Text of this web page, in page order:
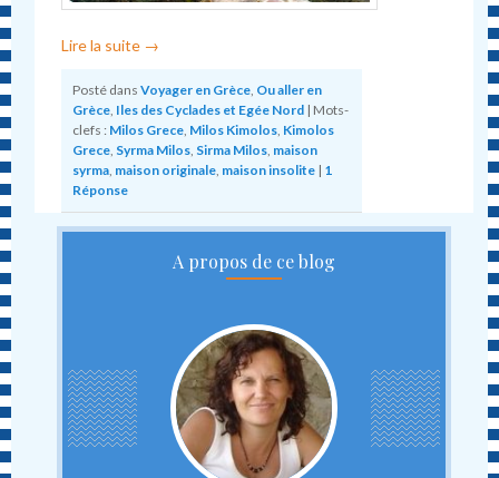
Lire la suite →
Posté dans Voyager en Grèce Ou aller en
Grèce Iles des Cyclades et Egée Nord | Mots-
clefs : Milos Grece Milos Kimolos Kimolos
Grece Syrma Milos Sirma Milos maison
syrma maison originale maison insolite | 1
Réponse
A propos de ce blog